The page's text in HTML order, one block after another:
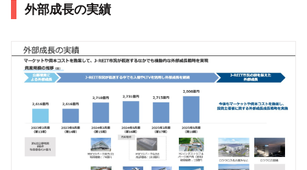
外部成長の実績